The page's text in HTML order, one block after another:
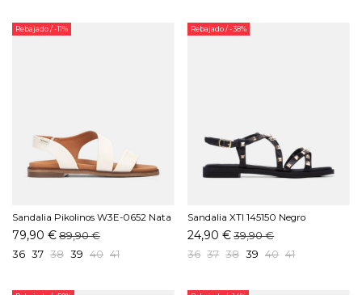
Rebajado/ -11%
Sandalia Pikolinos W3E-0652 Nata
79,90 €89,90 €
36 37 38 39 40 41
Rebajado/ -38%
Sandalia XTI 145150 Negro
24,90 € 39,90 €
36 37 38 39 40 41